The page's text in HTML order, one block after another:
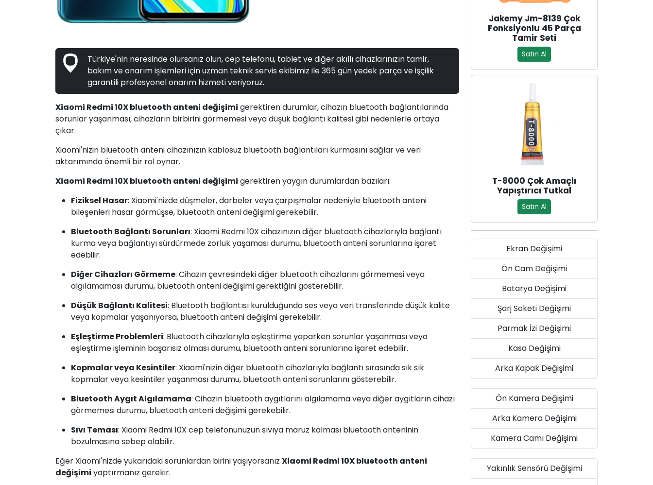
Türkiye'nin neresinde olursanız olun, cep telefonu, tablet ve diğer akıllı cihazlarınızın tamir,
bakım ve onarım işlemleri için uzman teknik servis ekibimiz ile 365 gün yedek parça ve işçilik
garantili profesyonel onarım hizmeti veriyoruz.
Xiaomi Redmi 10X bluetooth anteni değişimi gerektiren durumlar, cihazın bluetooth bağlantılarında
sorunlar yaşanması, cihazların birbirini görmemesi veya düşük bağlantı kalitesi gibi nedenlerle ortaya
çıkar.
Xiaomi'nizin bluetooth anteni cihazınızın kablosuz bluetooth bağlantıları kurmasını sağlar ve veri
aktarımında önemli bir rol oynar.
Xiaomi Redmi 10X bluetooth anteni değişimi gerektiren yaygın durumlardan bazıları:
Fiziksel Hasar: Xiaomi'nizde düşmeler, darbeler veya çarpışmalar nedeniyle bluetooth anteni
bileşenleri hasar görmüşse, bluetooth anteni değişimi gerekebilir.
Bluetooth Bağlantı Sorunları: Xiaomi Redmi 10X cihazınızın diğer bluetooth cihazlarıyla bağlantı
kurma veya bağlantıyı sürdürmede zorluk yaşaması durumu, bluetooth anteni sorunlarına işaret
edebilir.
Diğer Cihazları Görmeme: Cihazın çevresindeki diğer bluetooth cihazlarını görmemesi veya
algılamaması durumu, bluetooth anteni değişimi gerektiğini gösterebilir.
Düşük Bağlantı Kalitesi: Bluetooth bağlantısı kurulduğunda ses veya veri transferinde düşük kalite
veya kopmalar yaşanıyorsa, bluetooth anteni değişimi gerekebilir.
Eşleştirme Problemleri: Bluetooth cihazlarıyla eşleştirme yaparken sorunlar yaşanması veya
eşleştirme işleminin başarısız olması durumu, bluetooth anteni sorunlarına işaret edebilir.
Kopmalar veya Kesintiler: Xiaomi'nizin diğer bluetooth cihazlarıyla bağlantı sırasında sık sık
kopmalar veya kesintiler yaşanması durumu, bluetooth anteni sorunlarını gösterebilir.
Bluetooth Aygıt Algılamama: Cihazın bluetooth aygıtlarını algılamama veya diğer aygıtların cihazı
görmemesi durumu, bluetooth anteni değişimi gerekebilir.
Sıvı Teması: Xiaomi Redmi 10X cep telefonunuzun sıvıya maruz kalması bluetooth anteninin
bozulmasına sebep olabilir.
Eğer Xiaomi'nizde yukarıdaki sorunlardan birini yaşıyorsanız Xiaomi Redmi 10X bluetooth anteni
değişimi yaptırmanız gerekir.
Jakemy Jm-8139 Çok
Fonksiyonlu 45 Parça
Tamir Seti
Satın Al
T-8000 Çok Amaçlı
Yapıştırıcı Tutkal
Satın Al
Ekran Değişimi
Ön Cam Değişimi
Batarya Değişimi
Şarj Soketi Değişimi
Parmak İzi Değişimi
Kasa Değişimi
Arka Kapak Değişimi
Ön Kamera Değişimi
Arka Kamera Değişimi
Kamera Camı Değişimi
Yakınlık Sensörü Değişimi